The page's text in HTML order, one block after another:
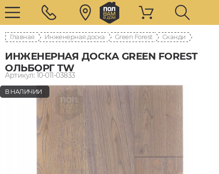
Главная Инженерная доска Green Forest Сканди
ИНЖЕНЕРНАЯ ДОСКА GREEN FOREST
ОЛЬБОРГ TW
Артикул: 10-011-03833
В НАЛИЧИИ